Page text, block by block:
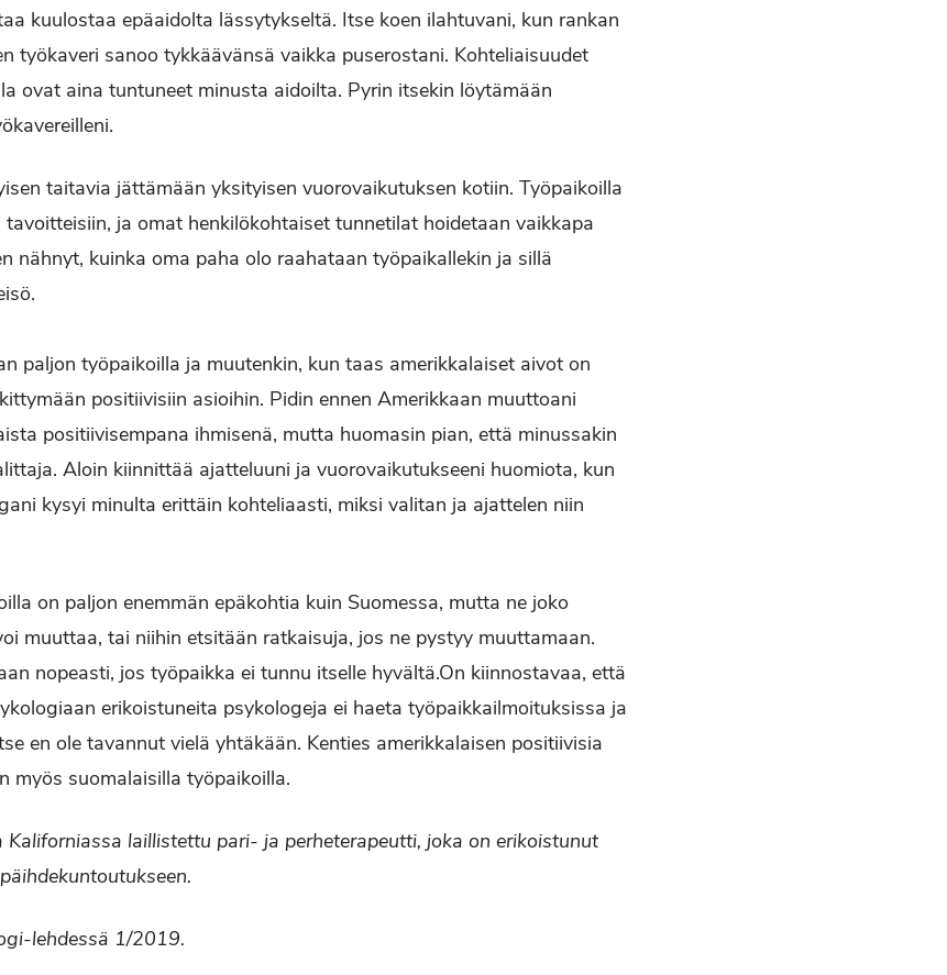
kuulostaa epäaidolta lässytykseltä. Itse koen ilahtuvani, kun rankan
työkaveri sanoo tykkäävänsä vaikka puserostani. Kohteliaisuudet
ovat aina tuntuneet minusta aidoilta. Pyrin itsekin löytämään
taitavia jättämään yksityisen vuorovaikutuksen kotiin. Työpaikoilla
ja omat henkilökohtaiset tunnetilat hoidetaan vaikkapa
nähnyt, kuinka oma paha olo raahataan työpaikallekin ja sillä
paljon työpaikoilla ja muutenkin, kun taas amerikkalaiset aivot on
positiivisiin asioihin. Pidin ennen Amerikkaan muuttoani
positiivisempana ihmisenä, mutta huomasin pian, että minussakin
Aloin kiinnittää ajatteluuni ja vuorovaikutukseeni huomiota, kun
kysyi minulta erittäin kohteliaasti, miksi valitan ja ajattelen niin
on paljon enemmän epäkohtia kuin Suomessa, mutta ne joko
muuttaa, tai niihin etsitään ratkaisuja, jos ne pystyy muuttamaan.
nopeasti, jos työpaikka ei tunnu itselle hyvältä.On kiinnostavaa, että
erikoistuneita psykologeja ei haeta työpaikkailmoituksissa ja
en ole tavannut vielä yhtäkään. Kenties amerikkalaisen positiivisia
myös suomalaisilla työpaikoilla.
laillistettu pari- ja perheterapeutti, joka on erikoistunut
lehdessä 1/2019.